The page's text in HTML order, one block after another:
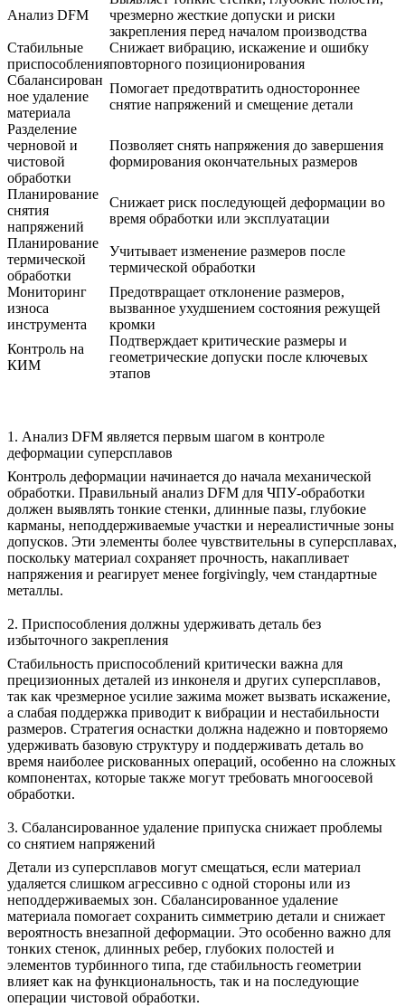
Анализ DFM
чрезмерно жесткие допуски и риски
закрепления перед началом производства
Стабильные
приспособления
Снижает вибрацию, искажение и ошибку
повторного позиционирования
Сбалансирован
ное удаление
материала
Помогает предотвратить одностороннее
снятие напряжений и смещение детали
Разделение
черновой и
чистовой
обработки
Позволяет снять напряжения до завершения
формирования окончательных размеров
Планирование
снятия
напряжений
Снижает риск последующей деформации во
время обработки или эксплуатации
Планирование
термической
обработки
Учитывает изменение размеров после
термической обработки
Мониторинг
износа
инструмента
Предотвращает отклонение размеров,
вызванное ухудшением состояния режущей
кромки
Контроль на
КИМ
Подтверждает критические размеры и
геометрические допуски после ключевых
этапов
1. Анализ DFM является первым шагом в контроле
деформации суперсплавов
Контроль деформации начинается до начала механической
обработки. Правильный анализ DFM для ЧПУ-обработки
должен выявлять тонкие стенки, длинные пазы, глубокие
карманы, неподдерживаемые участки и нереалистичные зоны
допусков. Эти элементы более чувствительны в суперсплавах,
поскольку материал сохраняет прочность, накапливает
напряжения и реагирует менее forgivingly, чем стандартные
металлы.
2. Приспособления должны удерживать деталь без
избыточного закрепления
Стабильность приспособлений критически важна для
прецизионных деталей из инконеля и других суперсплавов,
так как чрезмерное усилие зажима может вызвать искажение,
а слабая поддержка приводит к вибрации и нестабильности
размеров. Стратегия оснастки должна надежно и повторяемо
удерживать базовую структуру и поддерживать деталь во
время наиболее рискованных операций, особенно на сложных
компонентах, которые также могут требовать многоосевой
обработки.
3. Сбалансированное удаление припуска снижает проблемы
со снятием напряжений
Детали из суперсплавов могут смещаться, если материал
удаляется слишком агрессивно с одной стороны или из
неподдерживаемых зон. Сбалансированное удаление
материала помогает сохранить симметрию детали и снижает
вероятность внезапной деформации. Это особенно важно для
тонких стенок, длинных ребер, глубоких полостей и
элементов турбинного типа, где стабильность геометрии
влияет как на функциональность, так и на последующие
операции чистовой обработки.